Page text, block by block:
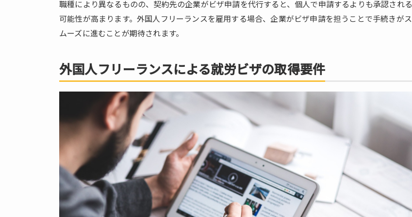
取
得
要
収入
3.3.
3.4.
最終
学
歴・
実務
経験
職種により異なるものの、契約先の企業がビザ申請を代行すると、個人で申請するよりも承認される
可能性が高まります。外国人フリーランスを雇用する場合、企業がビザ申請を担うことで手続きがス
ムーズに進むことが期待されます。
外国人フリーランスによる就労ビザの取得要件